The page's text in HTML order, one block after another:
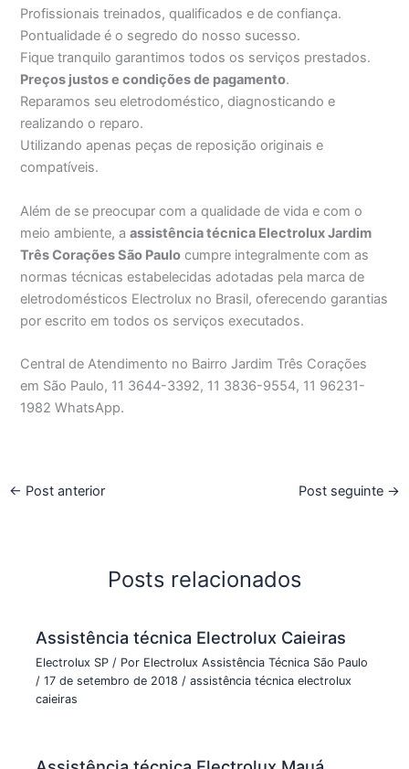
Profissionais treinados, qualificados e de confiança.
Pontualidade é o segredo do nosso sucesso.
Fique tranquilo garantimos todos os serviços prestados.
Preços justos e condições de pagamento.
Reparamos seu eletrodoméstico, diagnosticando e
realizando o reparo.
Utilizando apenas peças de reposição originais e
compatíveis.
Além de se preocupar com a qualidade de vida e com o
meio ambiente, aassistência técnica Electrolux Jardim
Três Corações São Paulo cumpre integralmente com as
normas técnicas estabelecidas adotadas pela marca de
eletrodomésticos Electrolux no Brasil, oferecendo garantias
por escrito em todos os serviços executados.
Central de Atendimento no Bairro Jardim Três Corações
em São Paulo, 11 3644-3392, 11 3836-9554, 11 96231-
1982 WhatsApp.
← Post anterior Post seguinte →
Posts relacionados
Assistência técnica Electrolux Caieiras
Electrolux SP / Por Electrolux Assistência Técnica São Paulo
/17 de setembro de 2018/assistência técnica electrolux
caieiras